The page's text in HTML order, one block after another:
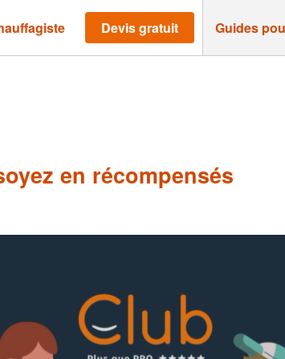
Devis gratuit Guides
en récompensés